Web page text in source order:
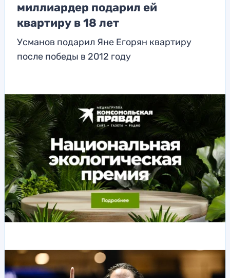
миллиардер подарил ей
квартиру в 18 лет
Усманов подарил Яне Егорян квартиру
после победы в 2012 году